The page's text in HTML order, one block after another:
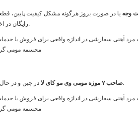
وجه یا در صورت بروز هرگونه مشکل کیفیت پایین،
رایگان در اختیار شما قرار می‌دهیم.
صاحب ۷ موزه مومی وی مو کای لادر چین و در حال افتتاح موزه‌های بیشتر.